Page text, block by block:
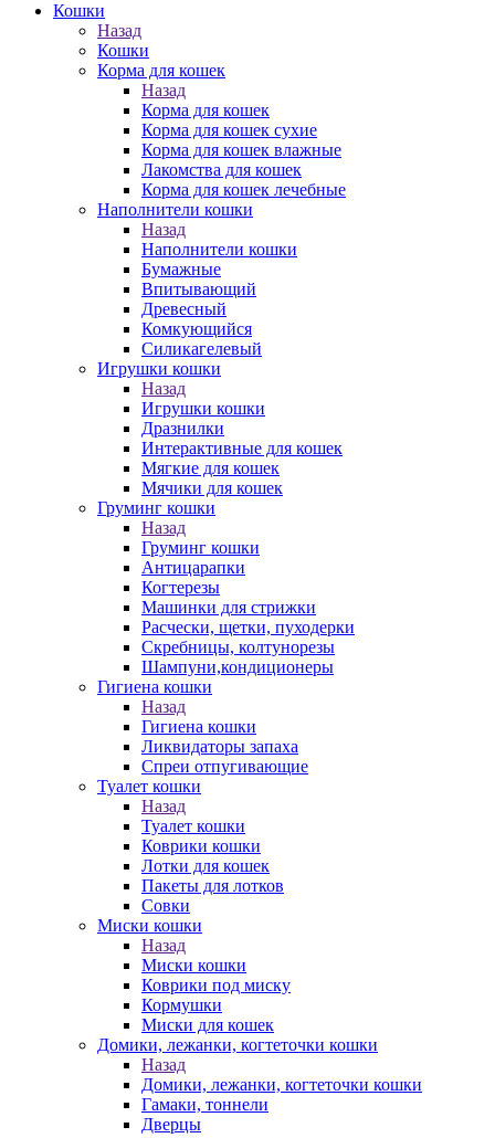
Кошки
Назад
Кошки
Корма для кошек
Назад
Корма для кошек
Корма для кошек сухие
Корма для кошек влажные
Лакомства для кошек
Корма для кошек лечебные
Наполнители кошки
Назад
Наполнители кошки
Бумажные
Впитывающий
Древесный
Комкующийся
Силикагелевый
Игрушки кошки
Назад
Игрушки кошки
Дразнилки
Интерактивные для кошек
Мягкие для кошек
Мячики для кошек
Груминг кошки
Назад
Груминг кошки
Антицарапки
Когтерезы
Машинки для стрижки
Расчески, щетки, пуходерки
Скребницы, колтунорезы
Шампуни,кондиционеры
Гигиена кошки
Назад
Гигиена кошки
Ликвидаторы запаха
Спреи отпугивающие
Туалет кошки
Назад
Туалет кошки
Коврики кошки
Лотки для кошек
Пакеты для лотков
Совки
Миски кошки
Назад
Миски кошки
Коврики под миску
Кормушки
Миски для кошек
Домики, лежанки, когтеточки кошки
Назад
Домики, лежанки, когтеточки кошки
Гамаки, тоннели
Дверцы